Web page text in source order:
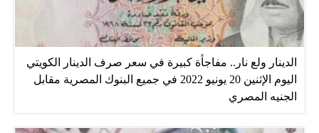
الدينار ولع نار.. مفاجأة كبيرة في سعر صرف الدينار الكويتي
اليوم الإثنين 20 يونيو 2022 في جميع البنوك المصرية مقابل
الجنيه المصري